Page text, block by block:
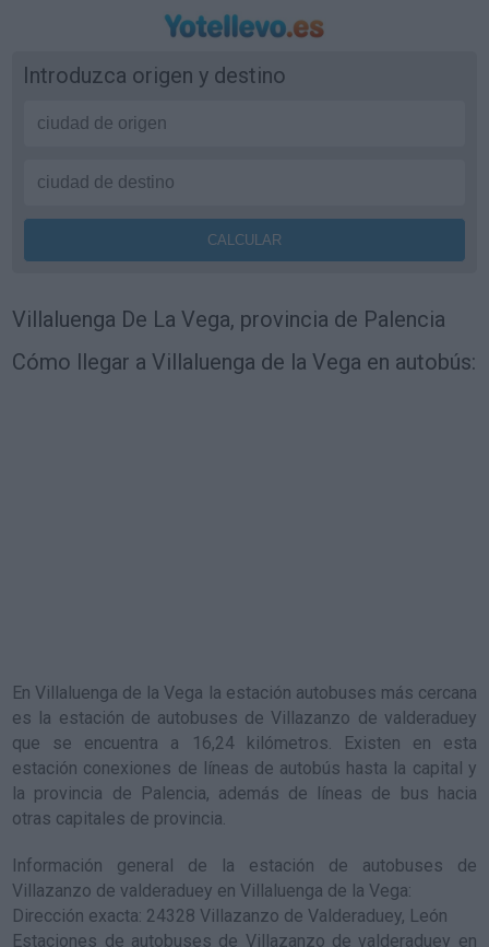
Introduzca origen y destino
Villaluenga De La Vega, provincia de Palencia
Cómo llegar a Villaluenga de la Vega en autobús:
En Villaluenga de la Vega la estación autobuses más cercana
es la estación de autobuses de Villazanzo de valderaduey
que se encuentra a 16,24 kilómetros. Existen en esta
estación conexiones de líneas de autobús hasta la capital y
la provincia de Palencia, además de líneas de bus hacia
otras capitales de provincia.
Información general de la estación de autobuses de
Villazanzo de valderaduey en Villaluenga de la Vega:
Dirección exacta: 24328 Villazanzo de Valderaduey, León
Estaciones de autobuses de Villazanzo de valderaduey en